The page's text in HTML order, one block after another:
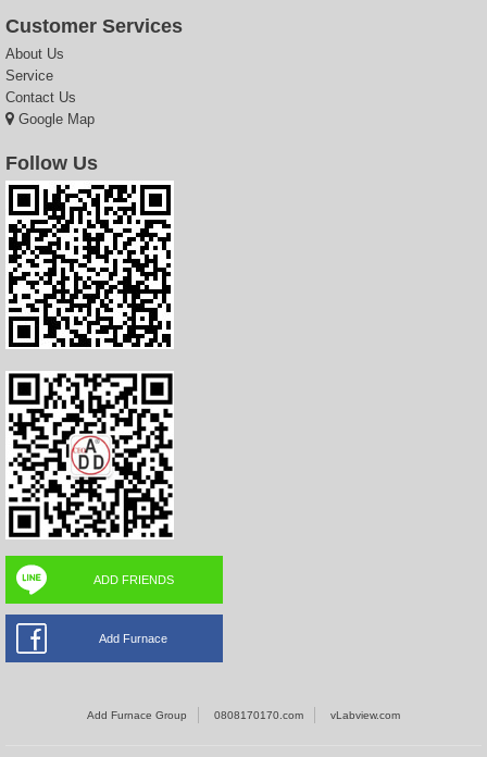
Customer Services
About Us
Service
Contact Us
Google Map
Follow Us
ADD FRIENDS
Add Furnace
Add Furnace Group 0808170170.com vLabview.com